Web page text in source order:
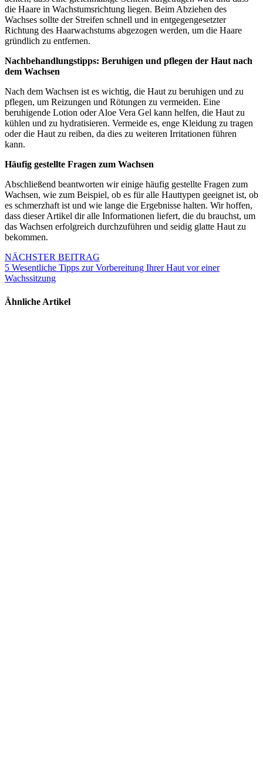
die Haare in Wachstumsrichtung liegen. Beim Abziehen des
Wachses sollte der Streifen schnell und in entgegengesetzter
Richtung des Haarwachstums abgezogen werden, um die Haare
gründlich zu entfernen.
Nachbehandlungstipps: Beruhigen und pflegen der Haut nach
dem Wachsen
Nach dem Wachsen ist es wichtig, die Haut zu beruhigen und zu
pflegen, um Reizungen und Rötungen zu vermeiden. Eine
beruhigende Lotion oder Aloe Vera Gel kann helfen, die Haut zu
kühlen und zu hydratisieren. Vermeide es, enge Kleidung zu tragen
oder die Haut zu reiben, da dies zu weiteren Irritationen führen
kann.
Häufig gestellte Fragen zum Wachsen
Abschließend beantworten wir einige häufig gestellte Fragen zum
Wachsen, wie zum Beispiel, ob es für alle Hauttypen geeignet ist, ob
es schmerzhaft ist und wie lange die Ergebnisse halten. Wir hoffen,
dass dieser Artikel dir alle Informationen liefert, die du brauchst, um
das Wachsen erfolgreich durchzuführen und seidig glatte Haut zu
bekommen.
Beitragsnavigation
NÄCHSTER BEITRAG
5 Wesentliche Tipps zur Vorbereitung Ihrer Haut vor einer
Wachssitzung
Ähnliche Artikel